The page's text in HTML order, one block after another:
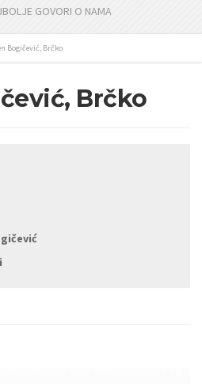
GOVORI O NAMA
Bogičević, Brčko
Brčko